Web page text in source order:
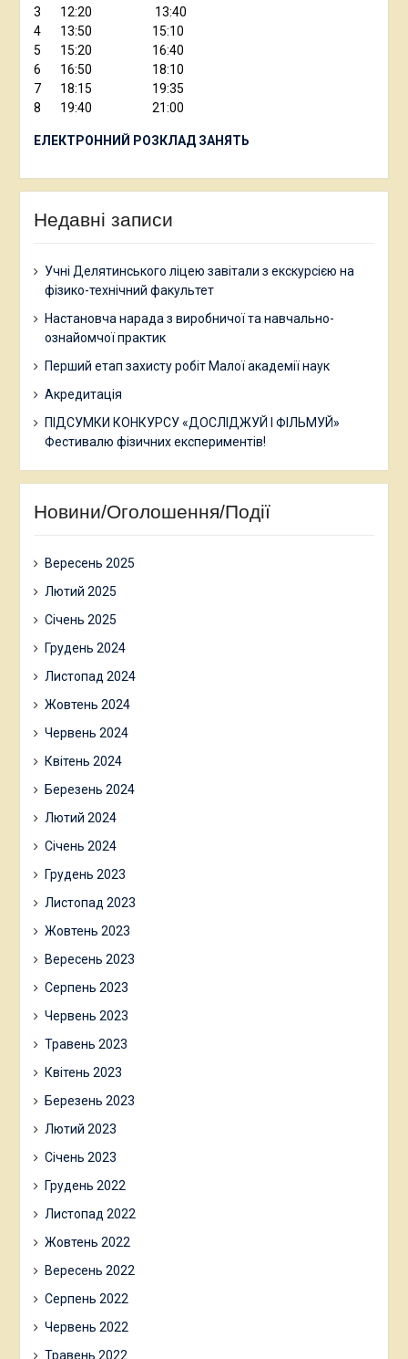
3 12:20 13:40
4 13:50 15:10
5 15:20 16:40
6 16:50 18:10
7 18:15 19:35
8 19:40 21:00
ЕЛЕКТРОННИЙ РОЗКЛАД ЗАНЯТЬ
Недавні записи
Учні Делятинського ліцею завітали з екскурсією на
фізико-технічний факультет
Настановча нарада з виробничої та навчально-
ознайомчої практик
Перший етап захисту робіт Малої академії наук
Акредитація
ПІДСУМКИ КОНКУРСУ «ДОСЛІДЖУЙ І ФІЛЬМУЙ»
Фестивалю фізичних експериментів!
Новини/Оголошення/Події
Вересень 2025
Лютий 2025
Січень 2025
Грудень 2024
Листопад 2024
Жовтень 2024
Червень 2024
Квітень 2024
Березень 2024
Лютий 2024
Січень 2024
Грудень 2023
Листопад 2023
Жовтень 2023
Вересень 2023
Серпень 2023
Червень 2023
Травень 2023
Квітень 2023
Березень 2023
Лютий 2023
Січень 2023
Грудень 2022
Листопад 2022
Жовтень 2022
Вересень 2022
Серпень 2022
Червень 2022
Травень 2022